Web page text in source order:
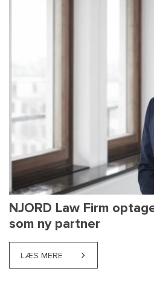
NJORD Law Firm
som ny partner
LÆS MERE ABOUT NJORD LAW